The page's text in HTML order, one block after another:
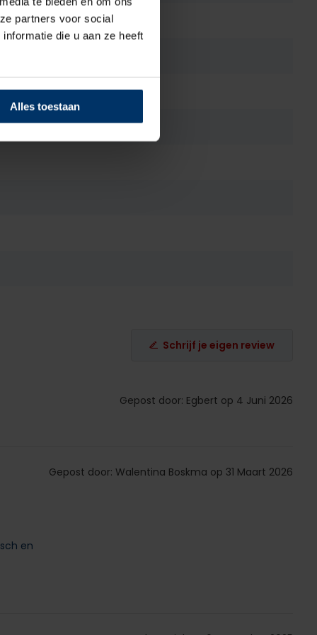
partners voor social
die u aan ze heeft
Alles toestaan
Schrijf je eigen review
Gepost door: Egbert op 4 Juni 2026
en
Gepost door: Walentina Boskma op 31 Maart 2026